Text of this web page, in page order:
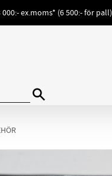
ex.moms* (6 500:- för pall)